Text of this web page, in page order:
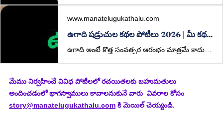
www.manatelugukathalu.com
ఉగాది షడ్రుచుల కథల పోటీలు 2026 | మీ కథతో జీవిత రుచులు చెప్పండి!
మేము నిర్వహించే వివిధ పోటీలలో రచయితలకు బహుమతులు
అందించడంలో భాగస్వాములు కావాలనుకునే వారు  వివరాల కోసం
story@manatelugukathalu.com కి మెయిల్ చెయ్యండి.